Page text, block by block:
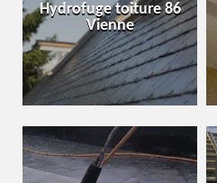
Hydrofuge toiture 86
Vienne